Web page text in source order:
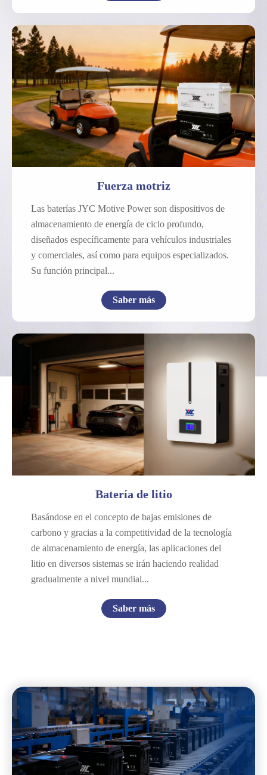
Bicicleta eléctrica
Motocicleta eléctrica
Vehículo eléctrico de baja velocidad
Otra fuerza motriz
Fuerza motriz
Las baterías JYC Motive Power son dispositivos de
almacenamiento de energía de ciclo profundo,
diseñados específicamente para vehículos industriales
y comerciales, así como para equipos especializados.
Su función principal...
Saber más
Células
Comunicación
Almacenamiento de energía
Batería de energía
Batería de arranque
Aplicaciones comerciales
Reemplazo de SLA
Batería de litio
Basándose en el concepto de bajas emisiones de
carbono y gracias a la competitividad de la tecnología
de almacenamiento de energía, las aplicaciones del
litio en diversos sistemas se irán haciendo realidad
gradualmente a nivel mundial...
Saber más